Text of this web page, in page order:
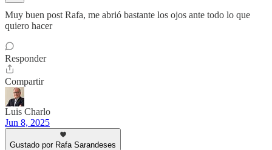
Muy buen post Rafa, me abrió bastante los ojos ante todo lo que
quiero hacer
Responder
Compartir
Luis Charlo
Jun 8, 2025
Gustado por Rafa Sarandeses